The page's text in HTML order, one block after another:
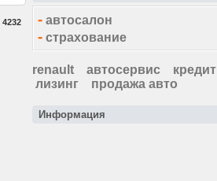
4232 - автосалон
- страхование
renault автосервис
кредит
лизинг
продажа авто
Информация